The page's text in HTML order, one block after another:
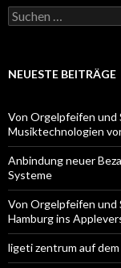
Suchen
nach:
NEUESTE BEITRÄGE
Von Orgelpfeifen und
Musiktechnologien
Anbindung neuer
Systeme
Von Orgelpfeifen und
Hamburg ins
ligeti zentrum auf